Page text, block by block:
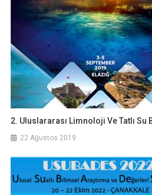
2. Uluslararası Limnoloji Ve Tatlı Su
22 Ağustos 2019